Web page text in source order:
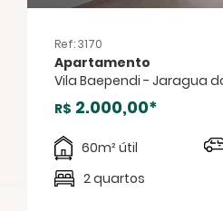
Facebook
Ref: 3170
Apartamento
Vila Baependi - Jaragua
R$ 2.000,00*
60m² útil
2 quartos